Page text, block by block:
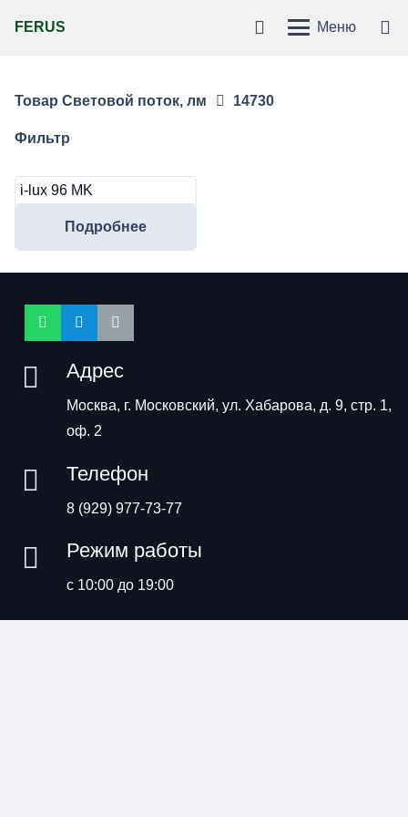
FERUS Меню
Товар Световой поток, лм 14730
Фильтр
i-lux 96 MK
Подробнее
Адрес
Москва, г. Московский, ул. Хабарова, д. 9, стр. 1,
оф. 2
Телефон
8 (929) 977-73-77
Режим работы
с 10:00 до 19:00